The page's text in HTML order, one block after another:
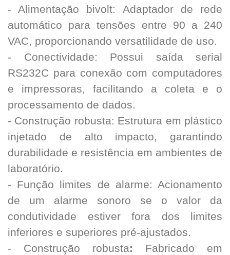
- Alimentação bivolt: Adaptador de rede
automático para tensões entre 90 a 240
VAC, proporcionando versatilidade de uso.
- Conectividade: Possui saída serial
RS232C para conexão com computadores
e impressoras, facilitando a coleta e o
processamento de dados.
- Construção robusta: Estrutura em plástico
injetado de alto impacto, garantindo
durabilidade e resistência em ambientes de
laboratório.
- Função limites de alarme: Acionamento
de um alarme sonoro se o valor da
condutividade estiver fora dos limites
inferiores e superiores pré-ajustados.
- Construção robusta: Fabricado em